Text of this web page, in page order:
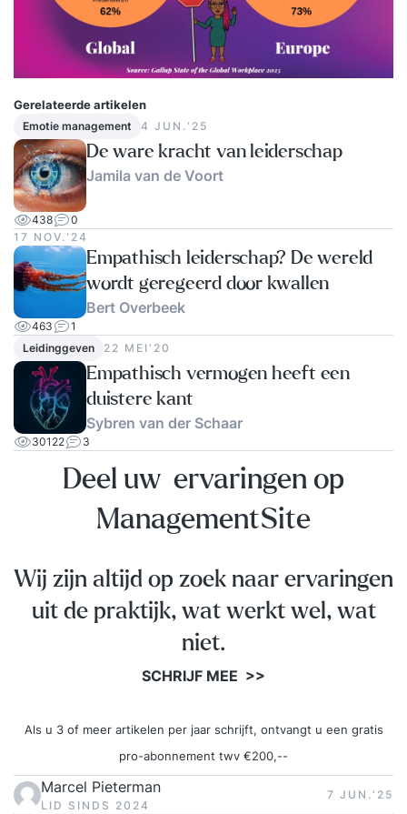
Gerelateerde artikelen
Emotie management 4 JUN.‘25
De ware kracht van leiderschap
Jamila van de Voort
438
0
17 NOV.‘24
Empathisch leiderschap? De wereld
wordt geregeerd door kwallen
Bert Overbeek
463
1
Leidinggeven
22 MEI‘20
Empathisch vermogen heeft een
duistere kant
Sybren van der Schaar
30122 3
Deel uw ervaringen op
ManagementSite
Wij zijn altijd op zoek naar ervaringen
uit de praktijk, wat werkt wel, wat
niet.
SCHRIJF MEE >>
Als u 3 of meer artikelen per jaar schrijft, ontvangt u een gratis
pro-abonnement twv €200,--
Marcel Pieterman
LID SINDS 2024
7 JUN.‘25